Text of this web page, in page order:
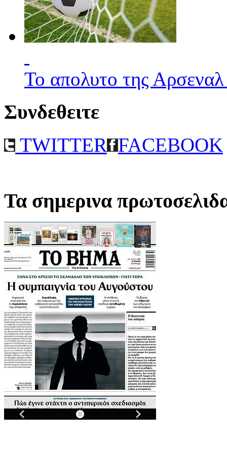
Το απολυτο της
Συνδεθειτε
TWITTER FACEBOOK
Τα σημερινα